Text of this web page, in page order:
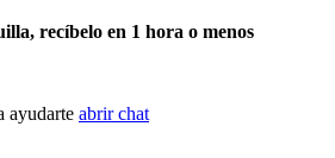
recíbelo en 1 hora o menos
ayudarte abrir chat